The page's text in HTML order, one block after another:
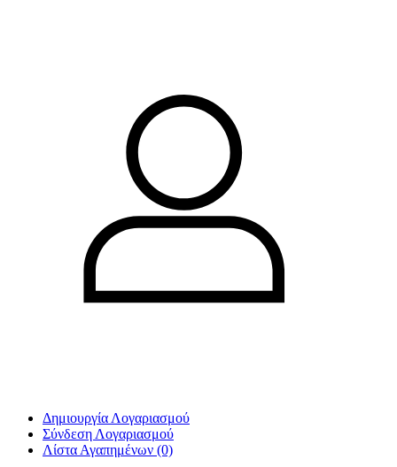
Δημιουργία Λογαριασμού
Σύνδεση Λογαριασμού
Λίστα Αγαπημένων (0)